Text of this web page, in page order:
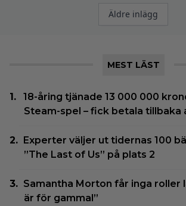
Inläggsnavigering
Äldre inlägg
MEST LÄST
18-åring tjänade 13 000 000
Steam-spel – fick betala tillbaka
Experter väljer ut tidernas 100
”The Last of Us” på plats 2
Samantha Morton får inga roller
är för gammal”